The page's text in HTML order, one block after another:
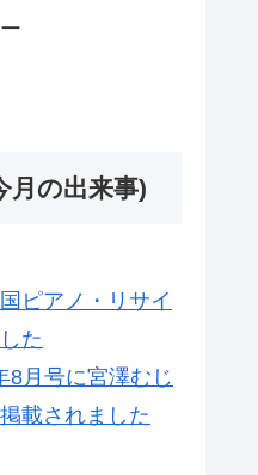
月の出来事)
ピアノ・リサイ
た
8月号に宮澤むじ
載されました